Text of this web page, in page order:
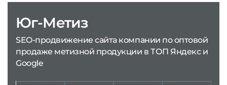
Юг-Метиз
SEO-продвижение сайта компании по оптовой
продаже метизной продукции в ТОП Яндекс и
Google